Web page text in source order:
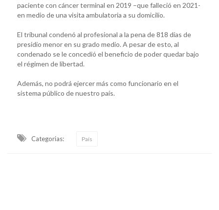
paciente con cáncer terminal en 2019 –que falleció en 2021-
en medio de una visita ambulatoria a su domicilio.
El tribunal condenó al profesional a la pena de 818 días de
presidio menor en su grado medio. A pesar de esto, al
condenado se le concedió el beneficio de poder quedar bajo
el régimen de libertad.
Además, no podrá ejercer más como funcionario en el
sistema público de nuestro país.
Categorias: País